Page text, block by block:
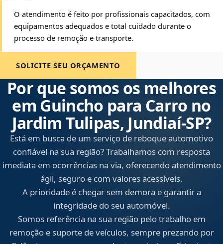
O atendimento é feito por profissionais capacitados, com
equipamentos adequados e total cuidado durante o
processo de remoção e transporte.
SOLICITE SEU ORÇAMENTO
Por que somos os melhores
em Guincho para Carro no
Jardim Tulipas, Jundiaí‑SP?
Está em busca de um serviço de reboque automotivo
confiável na sua região? Trabalhamos com resposta
imediata em ocorrências na via, oferecendo atendimento
ágil, seguro e com valores acessíveis.
A prioridade é chegar sem demora e garantir a
integridade do seu automóvel.
Somos referência na sua região pelo trabalho em
remoção e suporte de veículos, sempre prezando por